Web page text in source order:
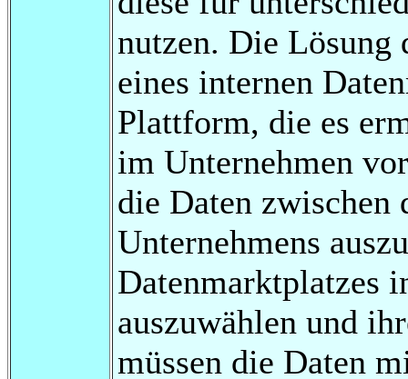
nutzen. Die Lösung
eines internen
Plattform, die es
im Unternehmen
die Daten zwischen
Unternehmens
Datenmarktplatzes
auszuwählen und
müssen die Daten